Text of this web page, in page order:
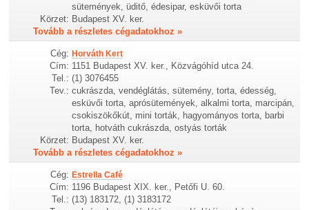
sütemények, üditő, édesipar, esküvői torta
Körzet: Budapest XV. ker.
Tovább a részletes cégadatokhoz »
Cég: Horváth Kert
Cím: 1151 Budapest XV. ker., Közvágóhíd utca 24.
Tel.: (1) 3076455
Tev.: cukrászda, vendéglátás, sütemény, torta, édesség,
esküvői torta, aprósütemények, alkalmi torta, marcipán,
csokiszökőkút, mini torták, hagyományos torta, barbi
torta, hotváth cukrászda, ostyás torták
Körzet: Budapest XV. ker.
Tovább a részletes cégadatokhoz »
Cég: Estrella Café
Cím: 1196 Budapest XIX. ker., Petőfi U. 60.
Tel.: (13) 183172, (1) 3183172